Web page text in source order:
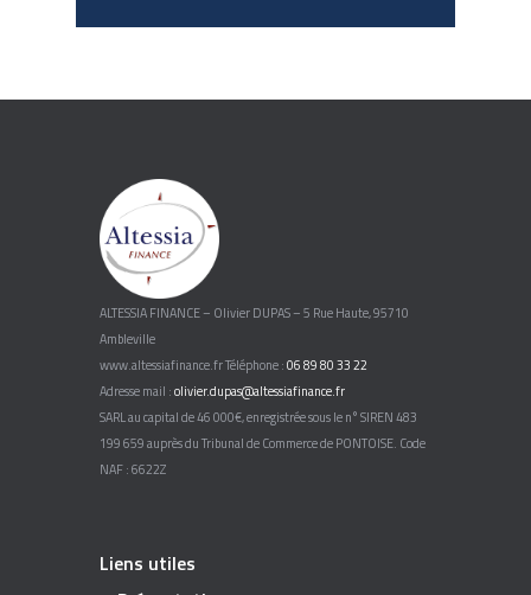
ALTESSIA FINANCE – Olivier DUPAS – 5 Rue Haute, 95710
Ambleville
www.altessiafinance.fr Téléphone :06 89 80 33 22
Adresse mail :olivier.dupas@altessiafinance.fr
SARL au capital de 46 000€, enregistrée sous le n° SIREN 483
199 659 auprès du Tribunal de Commerce de PONTOISE. Code
NAF : 6622Z
Liens utiles